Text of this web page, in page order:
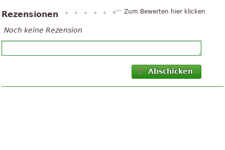
Rezensionen Zum Bewerten hier klicken
Noch keine Rezension
Abschicken